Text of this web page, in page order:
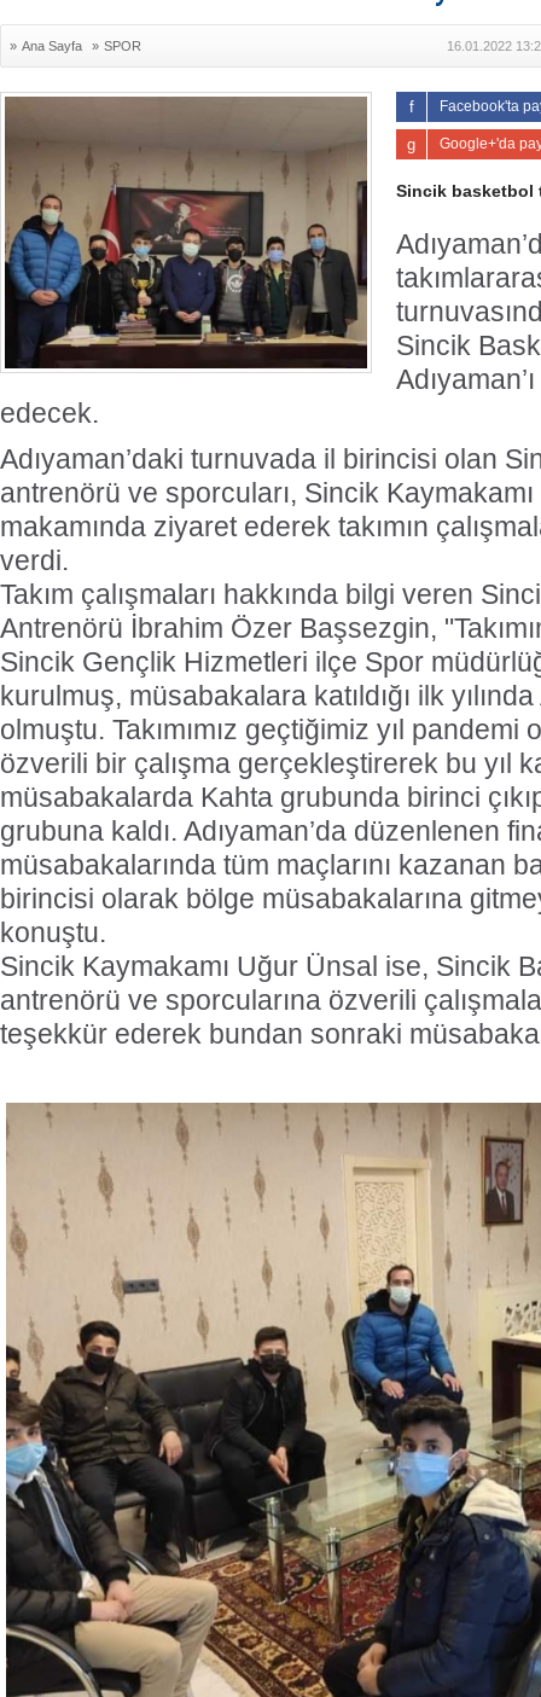
» Ana Sayfa » SPOR 16.01.2022
Facebook'ta
Google+'da
Sincik basketbol
Sincik
edecek.
Adıyaman’daki turnuvada il birincisi olan
antrenörü ve sporcuları, Sincik Kaymakamı
makamında ziyaret ederek takımın
verdi.
Takım çalışmaları hakkında bilgi veren
Antrenörü İbrahim Özer Başsezgin,
Sincik Gençlik Hizmetleri ilçe Spor
kurulmuş, müsabakalara katıldığı ilk
olmuştu. Takımımız geçtiğimiz yıl pandemi
özverili bir çalışma gerçekleştirerek bu yıl
müsabakalarda Kahta grubunda birinci
grubuna kaldı. Adıyaman’da düzenlenen
müsabakalarında tüm maçlarını kazanan
birincisi olarak bölge müsabakalarına
konuştu.
Sincik Kaymakamı Uğur Ünsal ise, Sincik
antrenörü ve sporcularına özverili
teşekkür ederek bundan sonraki